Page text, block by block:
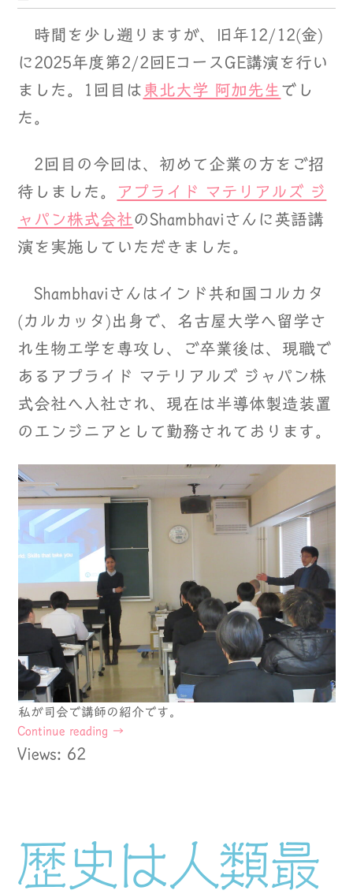
時間を少し遡りますが、旧年12/12(金)
に2025年度第2/2回EコースGE講演を行い
ました。1回目は 東北大学 阿加先生 でし
た。
2回目の今回は、初めて企業の方をご招
待しました。
アプライド マテリアルズ ジ
ャパン株式会社 のShambhaviさんに英語講
演を実施していただきました。
Shambhaviさんはインド共和国コルカタ
(カルカッタ)出身で、名古屋大学へ留学さ
れ生物工学を専攻し、ご卒業後は、現職で
あるアプライド マテリアルズ ジャパン株
式会社へ入社され、現在は半導体製造装置
のエンジニアとして勤務されております。
私が司会で講師の紹介です。
Continue reading →
Views: 62
歴史は人類最